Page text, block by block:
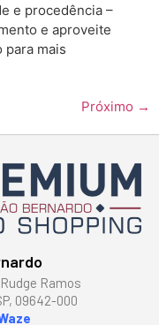
e procedência –
e aproveite
para mais
Próximo →
Ramos
09642-000